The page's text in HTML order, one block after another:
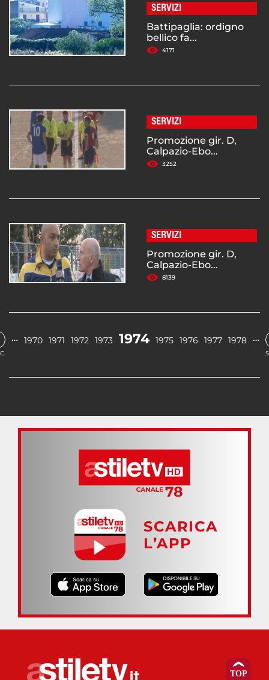
SERVIZI
Battipaglia: ordigno
bellico fa...
4171
SERVIZI
Promozione gir. D,
Calpazio-Ebo...
3252
SERVIZI
Promozione gir. D,
Calpazio-Ebo...
8139
… 1970 1971 1972 1973 1974 1975 1976 1977 1978 …
SCARICA
L’APP